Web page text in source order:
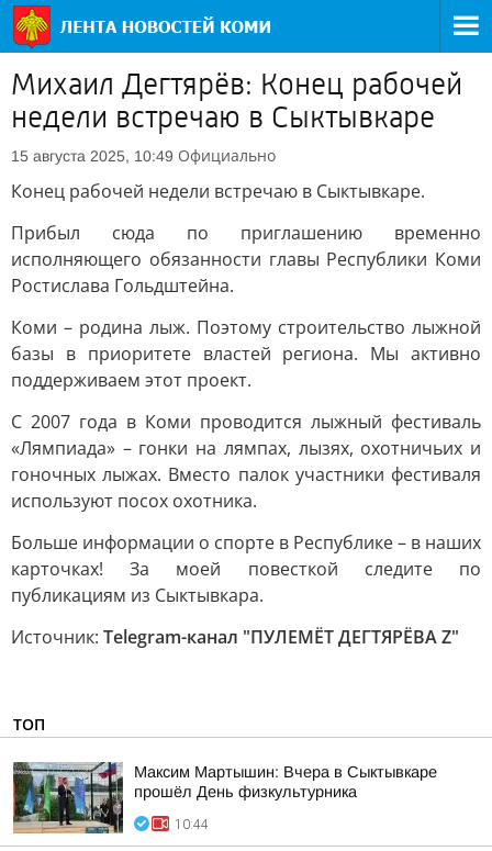
Михаил Дегтярёв: Конец рабочей
недели встречаю в Сыктывкаре
15 августа 2025, 10:49 Официально
Конец рабочей недели встречаю в Сыктывкаре.
Прибыл сюда по приглашению временно
исполняющего обязанности главы Республики Коми
Ростислава Гольдштейна.
Коми – родина лыж. Поэтому строительство лыжной
базы в приоритете властей региона. Мы активно
поддерживаем этот проект.
С 2007 года в Коми проводится лыжный фестиваль
«Лямпиада» – гонки на лямпах, лызях, охотничьих и
гоночных лыжах. Вместо палок участники фестиваля
используют посох охотника.
Больше информации о спорте в Республике – в наших
карточках! За моей повесткой следите по
публикациям из Сыктывкара.
Источник: Telegram-канал "ПУЛЕМЁТ ДЕГТЯРЁВА Z"
ТОП
Максим Мартышин: Вчера в Сыктывкаре
прошёл День физкультурника
10:44